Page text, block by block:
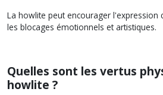
La howlite peut encourager l'expression
les blocages émotionnels et artistiques.
Quelles sont les vertus
howlite ?